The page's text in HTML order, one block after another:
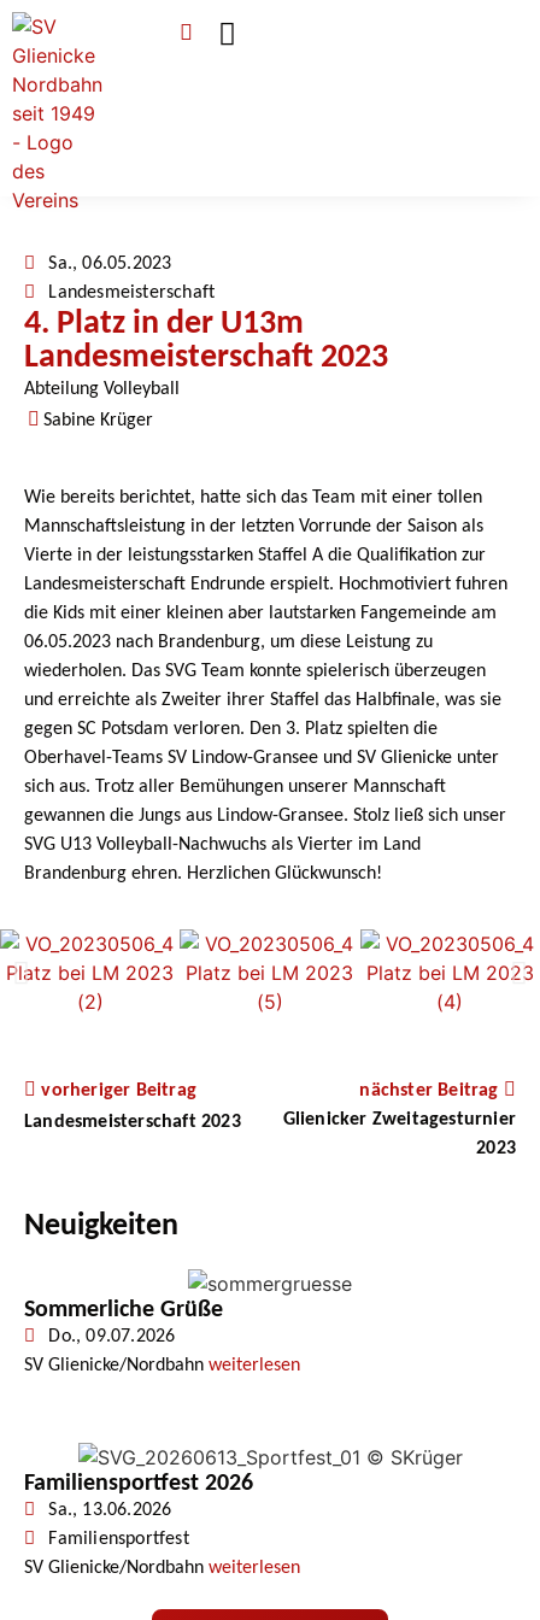
Sa., 06.05.2023
Landesmeisterschaft
4. Platz in der U13m
Landesmeisterschaft 2023
Abteilung Volleyball
Sabine Krüger
Wie bereits berichtet, hatte sich das Team mit einer tollen
Mannschaftsleistung in der letzten Vorrunde der Saison als
Vierte in der leistungsstarken Staffel A die Qualifikation zur
Landesmeisterschaft Endrunde erspielt. Hochmotiviert fuhren
die Kids mit einer kleinen aber lautstarken Fangemeinde am
06.05.2023 nach Brandenburg, um diese Leistung zu
wiederholen. Das SVG Team konnte spielerisch überzeugen
und erreichte als Zweiter ihrer Staffel das Halbfinale, was sie
gegen SC Potsdam verloren. Den 3. Platz spielten die
Oberhavel-Teams SV Lindow-Gransee und SV Glienicke unter
sich aus. Trotz aller Bemühungen unserer Mannschaft
gewannen die Jungs aus Lindow-Gransee. Stolz ließ sich unser
SVG U13 Volleyball-Nachwuchs als Vierter im Land
Brandenburg ehren. Herzlichen Glückwunsch!
vorheriger Beitrag
Landesmeisterschaft 2023
nächster Beitrag
Glienicker Zweitagesturnier
2023
Neuigkeiten
Sommerliche Grüße
Do., 09.07.2026
SV Glienicke/Nordbahn weiterlesen
Familiensportfest 2026
Sa., 13.06.2026
Familiensportfest
SV Glienicke/Nordbahn weiterlesen